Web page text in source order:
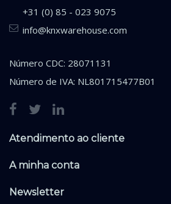
+31 (0) 85 - 023 9075
info@knxwarehouse.com
Número CDC: 28071131
Número de IVA: NL801715477B01
Atendimento ao cliente
A minha conta
Newsletter